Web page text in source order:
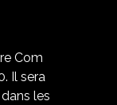
Com
Il sera
les